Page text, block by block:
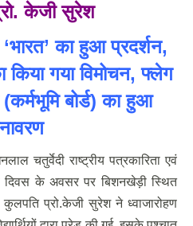
केजी सुरेश
‘भारत’ का हुआ प्रदर्शन,
गया विमोचन, फ्लेग
(कर्मभूमि बोर्ड) का हुआ
चतुर्वेदी राष्ट्रीय पत्रकारिता एवं
दिवस के अवसर पर बिशनखेड़ी स्थित
कुलपति प्रो.केजी सुरेश ने ध्वाजारोहण